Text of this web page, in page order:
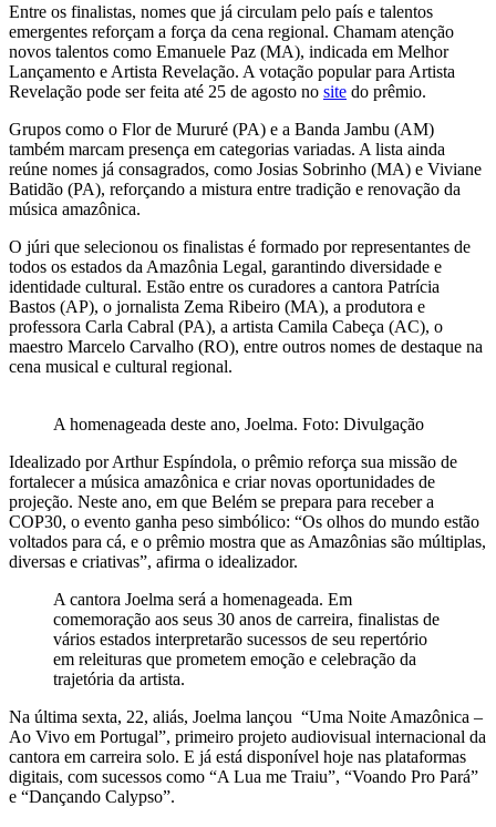
Entre os finalistas, nomes que já circulam pelo país e talentos
emergentes reforçam a força da cena regional. Chamam atenção
novos talentos como Emanuele Paz (MA), indicada em Melhor
Lançamento e Artista Revelação. A votação popular para Artista
Revelação pode ser feita até 25 de agosto no site do prêmio.
Grupos como o Flor de Mururé (PA) e a Banda Jambu (AM)
também marcam presença em categorias variadas. A lista ainda
reúne nomes já consagrados, como Josias Sobrinho (MA) e Viviane
Batidão (PA), reforçando a mistura entre tradição e renovação da
música amazônica.
O júri que selecionou os finalistas é formado por representantes de
todos os estados da Amazônia Legal, garantindo diversidade e
identidade cultural. Estão entre os curadores a cantora Patrícia
Bastos (AP), o jornalista Zema Ribeiro (MA), a produtora e
professora Carla Cabral (PA), a artista Camila Cabeça (AC), o
maestro Marcelo Carvalho (RO), entre outros nomes de destaque na
cena musical e cultural regional.
A homenageada deste ano, Joelma. Foto: Divulgação
Idealizado por Arthur Espíndola, o prêmio reforça sua missão de
fortalecer a música amazônica e criar novas oportunidades de
projeção. Neste ano, em que Belém se prepara para receber a
COP30, o evento ganha peso simbólico: “Os olhos do mundo estão
voltados para cá, e o prêmio mostra que as Amazônias são múltiplas,
diversas e criativas”, afirma o idealizador.
A cantora Joelma será a homenageada. Em
comemoração aos seus 30 anos de carreira, finalistas de
vários estados interpretarão sucessos de seu repertório
em releituras que prometem emoção e celebração da
trajetória da artista.
Na última sexta, 22, aliás, Joelma lançou “Uma Noite Amazônica –
Ao Vivo em Portugal”, primeiro projeto audiovisual internacional da
cantora em carreira solo. E já está disponível hoje nas plataformas
digitais, com sucessos como “A Lua me Traiu”, “Voando Pro Pará”
e “Dançando Calypso”.